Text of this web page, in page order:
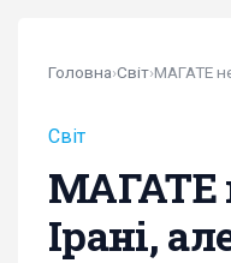
Головна›Світ›
Світ
МАГАТЕ
Ірані,